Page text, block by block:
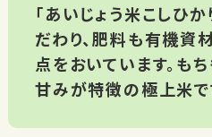
「あいじょう米こしひ
だわり、肥料も有機資
点をおいています。も
甘みが特徴の極上米で